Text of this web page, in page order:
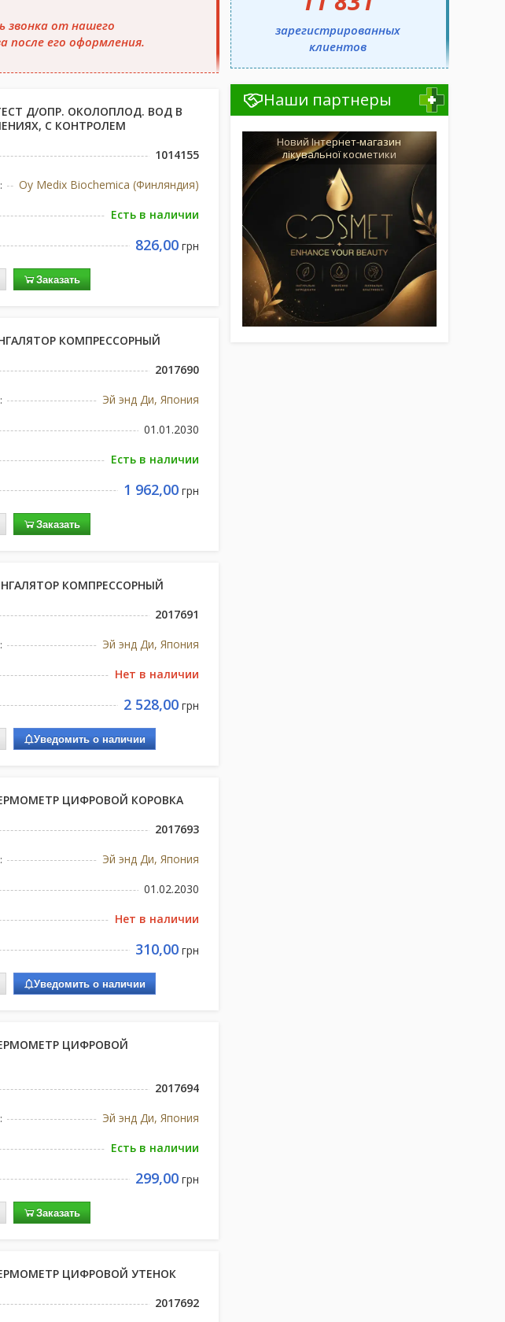
звонка от нашего
после его оформления.
ТЕСТ Д/ОПР. ОКОЛОПЛОД. ВОД В
С КОНТРОЛЕМ
1014155
Oy Medix Biochemica (Финляндия)
Есть в наличии
826,00грн
Заказать
КОМПРЕССОРНЫЙ
2017690
Эй энд Ди, Япония
01.01.2030
Есть в наличии
1 962,00грн
Заказать
КОМПРЕССОРНЫЙ
2017691
Эй энд Ди, Япония
Нет в наличии
2 528,00грн
Уведомить о наличии
ЦИФРОВОЙ КОРОВКА
2017693
Эй энд Ди, Япония
01.02.2030
Нет в наличии
310,00грн
Уведомить о наличии
ЦИФРОВОЙ
2017694
Эй энд Ди, Япония
Есть в наличии
299,00грн
Заказать
ЦИФРОВОЙ УТЕНОК
2017692
зарегистрированных
клиентов
Наши партнеры
Новий Інтернет-магазин
лікувальної косметики